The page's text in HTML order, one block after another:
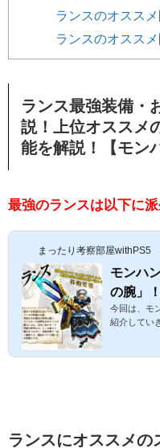
ランスのオスス
ランスのオスス
ランス最強装備・
説！上位オススメ
能を解説！【モン
最強のランスは以下に
まったり考察部屋withPS5
モンハ
の腕」
Ⅱ」も強
解説！
今回は、モ
紹介してい
「亡滅の腕
ランスにオススメの